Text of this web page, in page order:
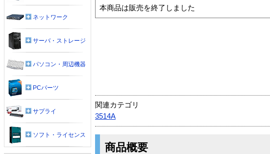
本商品は販売を終了しました
関連カテゴリ
3514A
商品概要
ネットワーク
サーバ・ストレージ
パソコン・周辺機器
PCパーツ
サプライ
ソフト・ライセンス